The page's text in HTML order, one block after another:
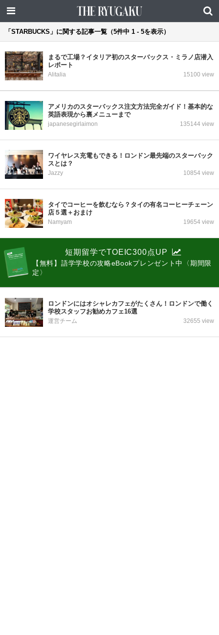
「STARBUCKS」に関する記事一覧（5件中 1 - 5を表示）
まるで工場？イタリア初のスターバックス・ミラノ店潜入
レポート
Alitalia 15100 view
アメリカのスターバックス注文方法完全ガイド！基本的な
英語表現から裏メニューまで
japanesegirlaimon 135144 view
ワイヤレス充電もできる！ロンドン最先端のスターバック
スとは？
Jazzy 10854 view
タイでコーヒーを飲むなら？タイの有名コーヒーチェーン
店５選＋おまけ
Namyam 19654 view
短期留学でTOEIC300点UP
【無料】語学学校の攻略eBookプレンゼント中〈期間限
定〉
ロンドンにはオシャレカフェがたくさん！ロンドンで働く
学校スタッフお勧めカフェ16選
運営チーム 32655 view